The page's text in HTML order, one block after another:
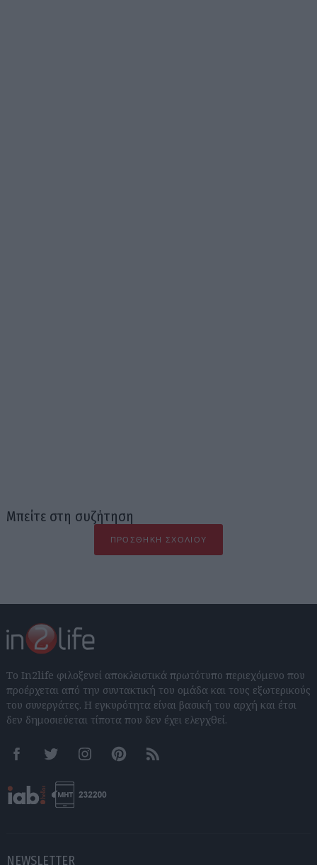
Μπείτε στη συζήτηση
ΠΡΟΣΘΉΚΗ ΣΧΟΛΊΟΥ
Το In2life φιλοξενεί αποκλειστικά πρωτότυπο περιεχόμενο που
προέρχεται από την συντακτική του ομάδα και τους εξωτερικούς
του συνεργάτες. Η εγκυρότητα είναι βασική του αρχή και έτσι
δεν δημοσιεύεται τίποτα που δεν έχει ελεγχθεί.
FacebookTwitter InstagramPinterestRSS feeds
NEWSLETTER